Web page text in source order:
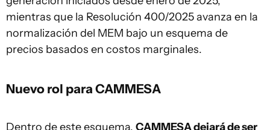
mientras que la Resolución 400/2025 avanza en la
normalización del MEM bajo un esquema de
precios basados en costos marginales.
Nuevo rol para CAMMESA
Dentro de este esquema, CAMMESA dejará de ser